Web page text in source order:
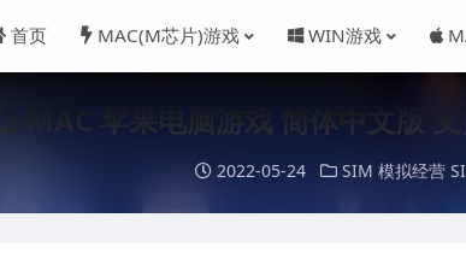
首页 MAC(M芯片)游戏 WIN游戏
MAC 苹果电脑游戏 简体中文版
2022-05-24 SIM 模拟经营